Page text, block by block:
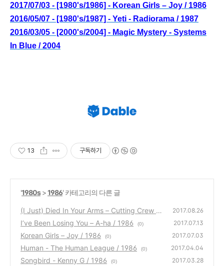
2017/07/03 - [1980's/1986] - Korean Girls – Joy / 1986
2016/05/07 - [1980's/1987] - Yeti - Radiorama / 1987
2016/03/05 - [2000's/2004] - Magic Mystery - Systems
In Blue / 2004
13 구독하기
'1980s>1986' 카테고리의 다른 글
(I Just) Died In Your Arms – Cutting Crew /
1986
(0)
2017.08.26
I’ve Been Losing You – A-ha / 1986 (0) 2017.07.13
Korean Girls – Joy / 1986 (0) 2017.07.03
Human - The Human League / 1986 (0) 2017.04.04
Songbird - Kenny G / 1986 (0) 2017.03.28